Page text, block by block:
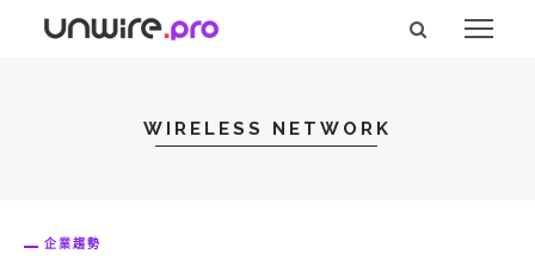
WIRELESS NETWORK
企業趨勢